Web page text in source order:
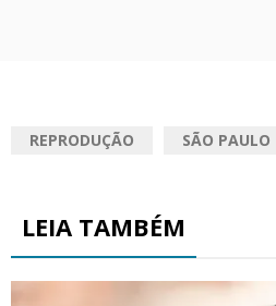
REPRODUÇÃO SÃO PAULO
LEIA TAMBÉM